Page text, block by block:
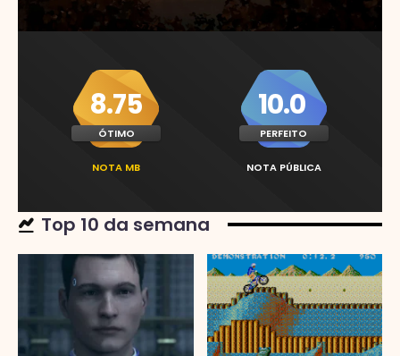
8.75
ÓTIMO
NOTA MB
10.0
PERFEITO
NOTA PÚBLICA
Top 10 da semana